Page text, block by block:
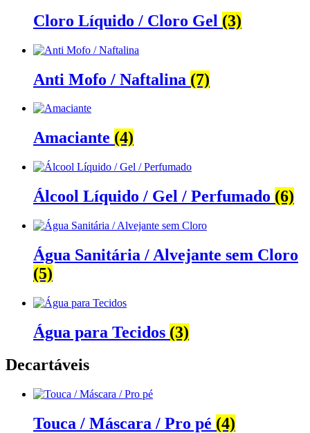
Cloro Líquido / Cloro Gel (3)
Anti Mofo / Naftalina (7)
Amaciante (4)
Álcool Líquido / Gel / Perfumado (6)
Água Sanitária / Alvejante sem Cloro
(5)
Água para Tecidos (3)
Decartáveis
Touca / Máscara / Pro pé (4)